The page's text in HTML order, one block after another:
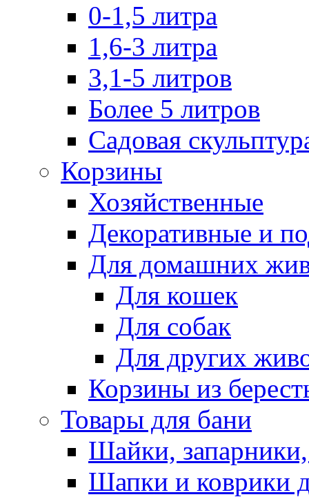
0-1,5 литра
1,6-3 литра
3,1-5 литров
Более 5 литров
Садовая
Корзины
Хозяйственные
Декоративные и
Для домашних
Для кошек
Для собак
Для других
Корзины из
Товары для бани
Шайки,
Шапки и коврики